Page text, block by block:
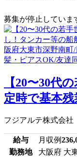
募集が停止していま
【20〜30代
定時で基本
フジアルテ株式会社
給与 月収例
勤務地
大阪府 大